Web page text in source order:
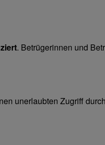
. Betrügerinnen und
unerlaubten Zugriff